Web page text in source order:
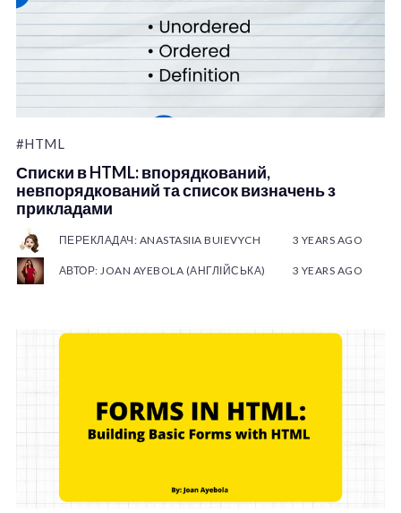
#HTML
Списки в HTML: впорядкований,
невпорядкований та список визначень з
прикладами
ПЕРЕКЛАДАЧ: ANASTASIIA BUIEVYCH 3 YEARS AGO
АВТОР: JOAN AYEBOLA (АНГЛІЙСЬКА) 3 YEARS AGO